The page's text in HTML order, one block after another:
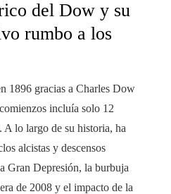
del Dow y su
rumbo a los
1896 gracias a Charles Dow
incluía solo 12
lo largo de su historia, ha
alcistas y descensos
Gran Depresión, la burbuja
de 2008 y el impacto de la